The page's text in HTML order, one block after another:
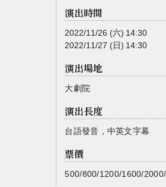
演出時間
2022/11/26 (六) 14:30
2022/11/27 (日) 14:30
演出場地
大劇院
演出長度
台語發音，中英文字幕
票價
500/800/1200/1600/